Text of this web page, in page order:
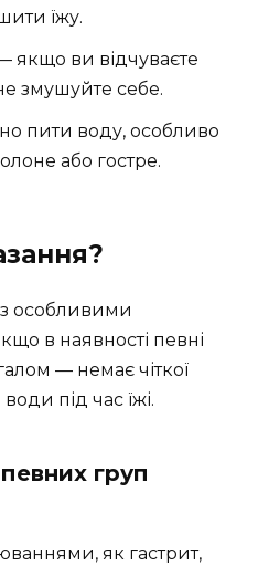
їжу.
якщо ви відчуваєте
змушуйте себе.
пити воду, особливо
або гостре.
особливими
в наявності певні
— немає чіткої
під час їжі.
груп
як гастрит,